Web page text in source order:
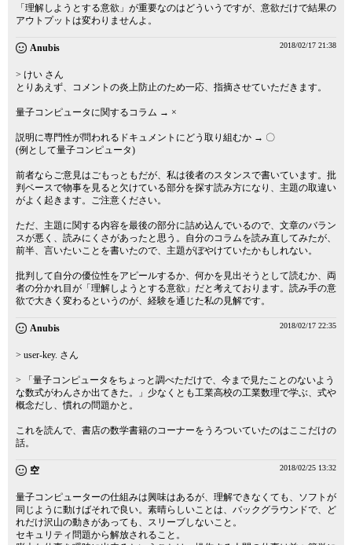
「理解しようとする意欲」が重要なのはどういうですが、意欲だけで結果の
アウトプットは変わりませんよ。
Anubis 2018/02/17 21:38
> けい さん
とりあえず、コメントの炎上防止のため一応、指摘させていただきます。
量子コンピュータに関するコラム → ×
説明に専門性が問われるドキュメントにどう取り組むか → 〇
(例として量子コンピュータ)
前者ならご意見はごもっともだが、私は後者のスタンスで書いています。批
判ベースで物事を見ると欠けている部分を探す読み方になり、主題の取違い
がよく起きます。ご注意ください。
ただ、主題に関する内容を最後の部分に詰め込んでいるので、文章のバラン
スが悪く、読みにくさがあったと思う。自分のコラムを読み直してみたが、
前半、言いたいことを書いたので、主題がぼやけていたかもしれない。
批判して自分の優位性をアピールするか、何かを見出そうとして読むか、両
者の分かれ目が「理解しようとする意欲」だと考えております。読み手の意
欲で大きく変わるというのが、経験を通じた私の見解です。
Anubis 2018/02/17 22:35
> user-key. さん
> 「量子コンピュータをちょっと調べただけで、今まで見たことのないよう
な数式がわんさか出てきた。」少なくとも工業高校の工業数理で学ぶ、式や
概念だし、慣れの問題かと。
これを読んで、書店の数学書籍のコーナーをうろついていたのはここだけの
話。
空 2018/02/25 13:32
量子コンピューターの仕組みは興味はあるが、理解できなくても、ソフトが
同じように動けばそれで良い。素晴らしいことは、バックグラウンドで、ど
れだけ沢山の動きがあっても、スリーブしないこと。
セキュリティ問題から解放されること。